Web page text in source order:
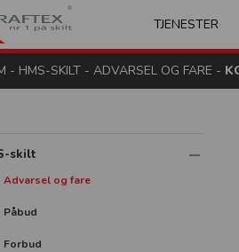
- nr 1
TJENESTER
- HMS-SKILT - ADVARSEL OG FARE -
skilt
Advarsel og fare
Påbud
Forbud